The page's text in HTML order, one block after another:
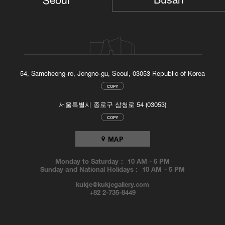
Born in 1935 in Sancheong, Ha Chong-Hyun graduated from Hongik
University in 1959 and later served as the Dean of the College of Fine
Arts at his alma mater (1990–1994) and Director of the Seoul Museum
work has been exhibited in numerous galleries in New York, Los
Angeles, London, and Paris. In addition, his works have been
Daejeon Museum of Art (2020); National Museum of Modern and
Contemporary Art, Gwacheon (2012); Gana Art Center, Seoul (2008);
Milan (2003). He has also participated in group exhibitions at the
Hammer Museum, Los Angeles (2024); Solomon R. Guggenheim
Museum, New York (2023); Denver Art Museum (2023); Museum of
Modern Art, New York (2019); Powerlong Museum, Shanghai (2018);
Empain, Brussels (2016); Art Institute of Chicago (2016); and the
Prague Biennale (2009). His works are held in prominent collections of
미술관, 파리 퐁피두센터, 홍콩 M+, 국립현대미술관, 리움미술관 등 세
54, Samcheong-ro, Jongno-gu, Seoul, 03053 Republic of Korea
COPY
서울특별시 종로구 삼청로 54 (03053)
COPY
MAP
Monday to Saturday : 10 AM -6 PM
Sunday and National Holidays : 10 AM -5 PM
kukje@kukjegallery.com
+82 2-735-8449